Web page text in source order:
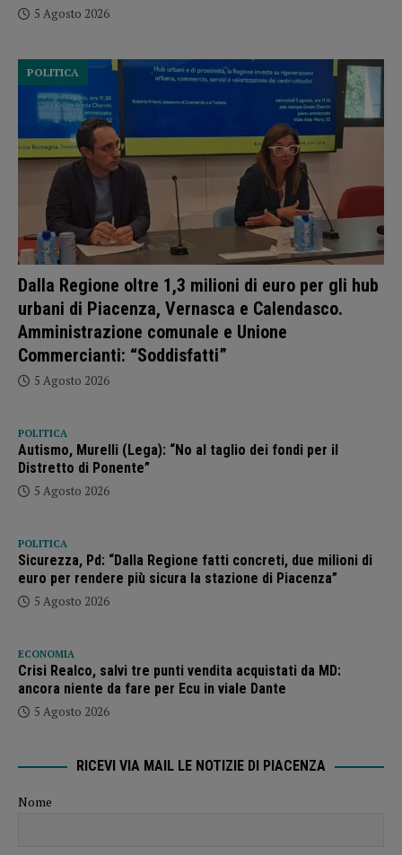
5 Agosto 2026
Dalla Regione oltre 1,3 milioni di euro per gli hub
urbani di Piacenza, Vernasca e Calendasco.
Amministrazione comunale e Unione
Commercianti: “Soddisfatti”
POLITICA
5 Agosto 2026
POLITICA
Autismo, Murelli (Lega): “No al taglio dei fondi per il
Distretto di Ponente”
5 Agosto 2026
POLITICA
Sicurezza, Pd: “Dalla Regione fatti concreti, due milioni di
euro per rendere più sicura la stazione di Piacenza”
5 Agosto 2026
ECONOMIA
Crisi Realco, salvi tre punti vendita acquistati da MD:
ancora niente da fare per Ecu in viale Dante
5 Agosto 2026
RICEVI VIA MAIL LE NOTIZIE DI PIACENZA
Nome